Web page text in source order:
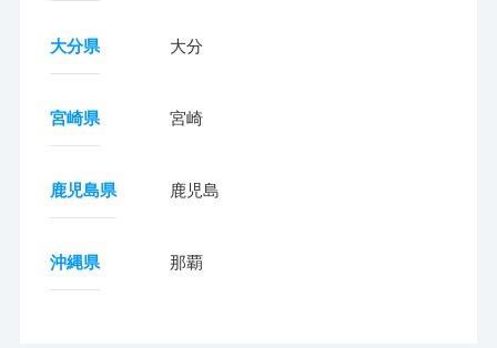
大分県 大分
宮崎県 宮崎
鹿児島県 鹿児島
沖縄県 那覇